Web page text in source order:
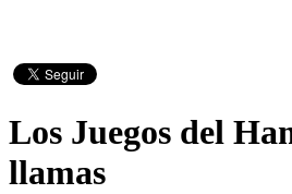
Los Juegos del
llamas